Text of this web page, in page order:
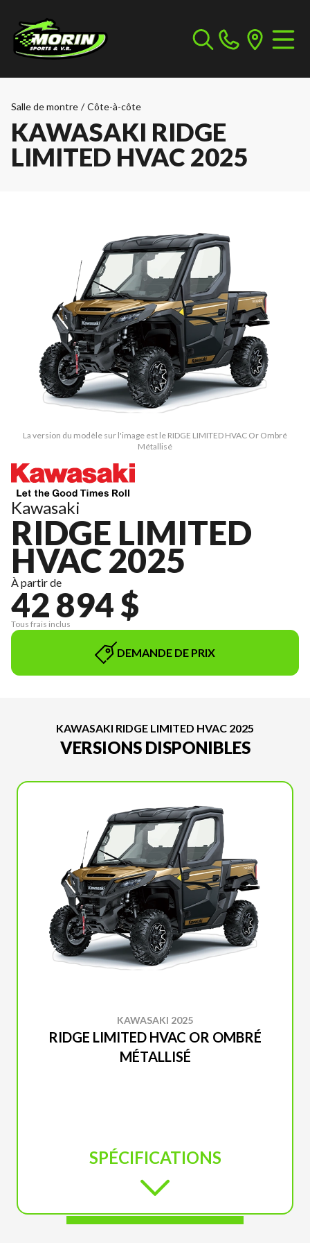
Salle de montre / Côte-à-côte
KAWASAKI RIDGE
LIMITED HVAC 2025
La version du modèle sur l'image est le RIDGE LIMITED HVAC Or Ombré
Métallisé
Kawasaki
RIDGE LIMITED
HVAC 2025
À partir de
42 894 $
Tous frais inclus
DEMANDE DE PRIX
KAWASAKI RIDGE LIMITED HVAC 2025
VERSIONS DISPONIBLES
KAWASAKI 2025
RIDGE LIMITED HVAC OR OMBRÉ
MÉTALLISÉ
SPÉCIFICATIONS